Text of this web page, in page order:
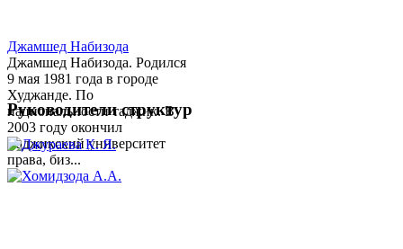
Джамшед Набизода
Джамшед Набизода. Родился
9 мая 1981 года в городе
Худжанде. По
национальности таджик. В
2003 году окончил
Таджикский университет
права, биз...
Руководители структур